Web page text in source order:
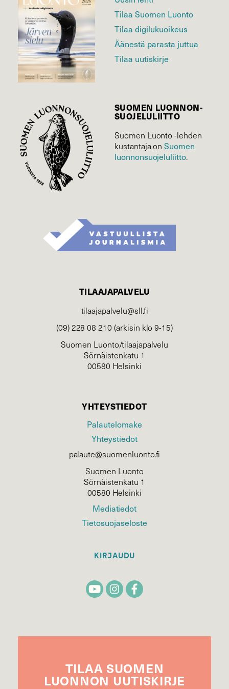
Tilaa Suomen Luonto
Tilaa digilukuoikeus
Äänestä parasta juttua
Tilaa uutiskirje
SUOMEN LUONNON­
SUOJELU­LIITTO
Suomen Luonto -lehden
kustantaja onSuomen
luonnonsuojelu­liitto.
TILAAJAPALVELU
tilaajapalvelu@sll.fi
(09) 228 08 210 (arkisin klo 9-15)
Suomen Luonto/tilaajapalvelu
Sörnäistenkatu 1
00580 Helsinki
YHTEYSTIEDOT
Palautelomake
Yhteystiedot
palaute@suomenluonto.fi
Suomen Luonto
Sörnäistenkatu 1
00580 Helsinki
Mediatiedot
Tietosuojaseloste
KIRJAUDU
TILAA SUOMEN
LUONNON UUTIS­KIRJE